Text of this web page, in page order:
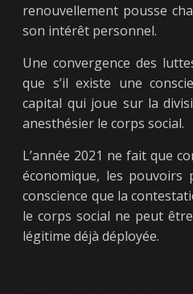
renouvellement pousse
son intérêt personnel.
Une convergence des
que s’il existe une
capital qui joue sur la
anesthésier le corps social.
L’année 2021 ne fait que
économique, les pouvoirs
conscience que la
le corps social ne peut
légitime déjà déployée.
← Previous